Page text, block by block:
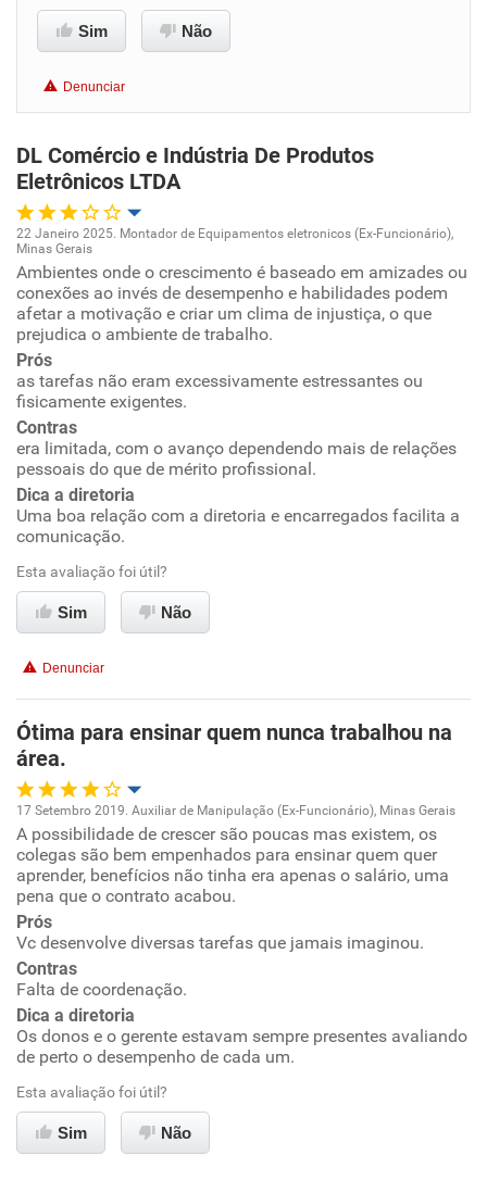
Ambiente de trabalho
Benefícios
Recomenda esta empresa
Recomenda a diretoria
Sim Não
Denunciar
DL Comércio e Indústria De Produtos
Eletrônicos LTDA
Oportunidade de promoção
Ambiente de trabalho
Conciliação com a vida familiar
Benefícios
Recomenda esta empresa
Recomenda a diretoria
22 Janeiro 2025. Montador de Equipamentos eletronicos (Ex-Funcionário),
Minas Gerais
Ambientes onde o crescimento é baseado em amizades ou
conexões ao invés de desempenho e habilidades podem
afetar a motivação e criar um clima de injustiça, o que
prejudica o ambiente de trabalho.
Prós
as tarefas não eram excessivamente estressantes ou
fisicamente exigentes.
Contras
era limitada, com o avanço dependendo mais de relações
pessoais do que de mérito profissional.
Dica a diretoria
Uma boa relação com a diretoria e encarregados facilita a
comunicação.
Esta avaliação foi útil?
Sim Não
Denunciar
Ótima para ensinar quem nunca trabalhou na
área.
Oportunidade de promoção
Ambiente de trabalho
Conciliação com a vida familiar
Benefícios
Recomenda esta empresa
Recomenda a diretoria
17 Setembro 2019. Auxiliar de Manipulação (Ex-Funcionário), Minas Gerais
A possibilidade de crescer são poucas mas existem, os
colegas são bem empenhados para ensinar quem quer
aprender, benefícios não tinha era apenas o salário, uma
pena que o contrato acabou.
Prós
Vc desenvolve diversas tarefas que jamais imaginou.
Contras
Falta de coordenação.
Dica a diretoria
Os donos e o gerente estavam sempre presentes avaliando
de perto o desempenho de cada um.
Esta avaliação foi útil?
Sim Não